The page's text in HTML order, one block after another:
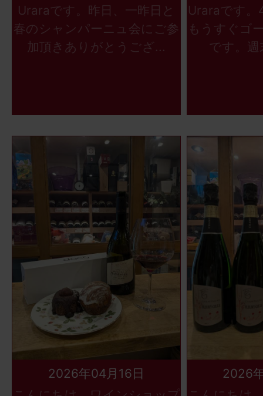
Uraraです。昨日、一昨日と
春のシャンパーニュ会にご参
加頂きありがとうござ...
Uraraです。
もうすぐゴ
です。
2026年04月16日
2026